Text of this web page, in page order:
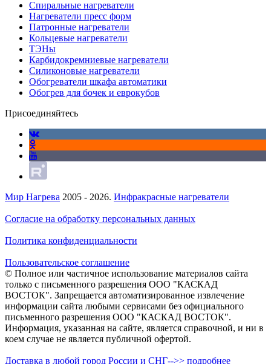
Спиральные нагреватели
Нагреватели пресс форм
Патронные нагреватели
Кольцевые нагреватели
ТЭНы
Карбидокремниевые нагреватели
Силиконовые нагреватели
Обогреватели шкафа автоматики
Обогрев для бочек и еврокубов
Присоединяйтесь
Мир Нагрева 2005 - 2026. Инфракрасные нагреватели
Согласие на обработку персональных данных
Политика конфиденциальности
Пользовательское соглашение
© Полное или частичное использование материалов сайта
только с письменного разрешения ООО "КАСКАД
ВОСТОК". Запрещается автоматизированное извлечение
информации сайта любыми сервисами без официального
письменного разрешения ООО "КАСКАД ВОСТОК".
Информация, указанная на сайте, является справочной, и ни в
коем случае не является публичной офертой.
Доставка в любой город России и СНГ-->> подробнее